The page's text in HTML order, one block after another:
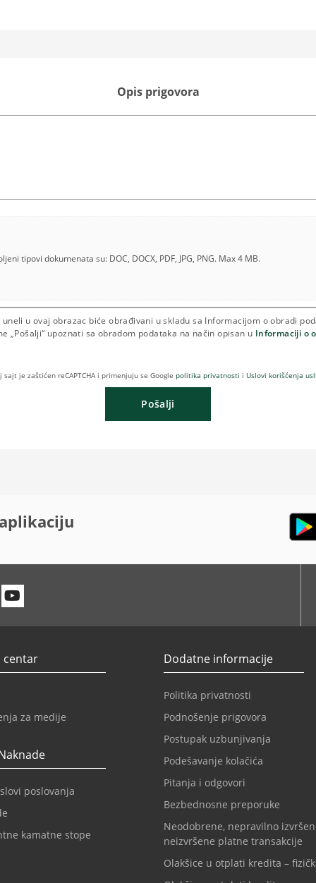
Opis prigovora
tipovi dokumenata su: DOC, DOCX, PDF, JPG, PNG. Max 4 MB.
u ovaj obrazac biće obrađivani u skladu sa Informacijom o obradi
„Pošalji“ upoznati sa obradom podataka na način opisan u Informaciji o
sajt je zaštićen reCAPTCHA i primenjuju se Google politika privatnosti i Uslovi korišćenja
Pošalji
centar
za medije
poslovanja
kamatne stope
Dodatne informacije
Politika privatnosti
Podnošenje prigovora
Postupak uzbunjivanja
Podešavanje kolačića
Pitanja i odgovori
Bezbednosne preporuke
Neodobrene, nepravilno
neizvršene platne transakcije
Olakšice u otplati kredita –